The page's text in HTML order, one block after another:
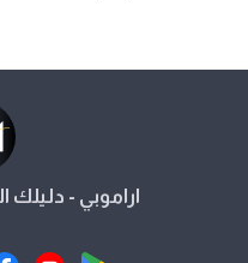
اراموبي - دليلك